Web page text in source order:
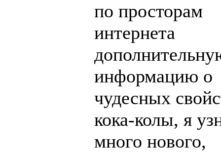
по просторам
интернета
информацию о
чудесных
кока-колы, я
много нового,